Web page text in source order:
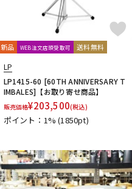
新品 WEB注文店頭受取可 送料無料
LP
LP1415-60 [60TH ANNIVERSARY T
IMBALES]【お取り寄せ商品】
販売価格¥203,500(税込)
ポイント：1%(1850pt)